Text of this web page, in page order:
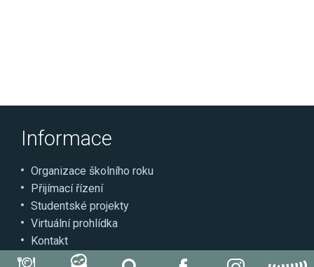
Informace
Organizace školního roku
Přijímací řízení
Studentské projekty
Virtuální prohlídka
Kontakt